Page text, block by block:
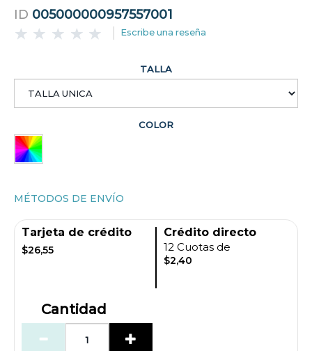
ID 005000000957557001
Escribe una reseña
TALLA
COLOR
MÉTODOS DE ENVÍO
Tarjeta de crédito
$26,55
Crédito directo
12 Cuotas de
$2,40
Cantidad